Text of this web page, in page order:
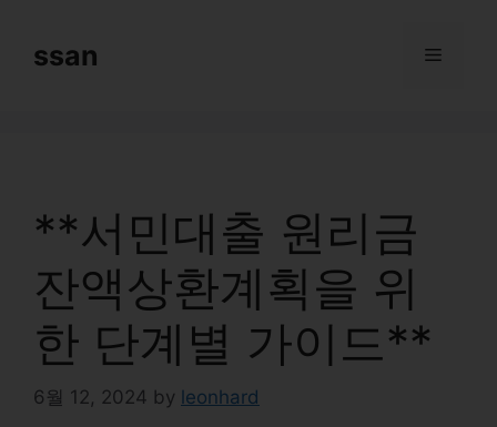
contentssan Menu
**서민대출 원리금
잔액상환계획을 위
한 단계별 가이드**
6월 12, 2024 by leonhard